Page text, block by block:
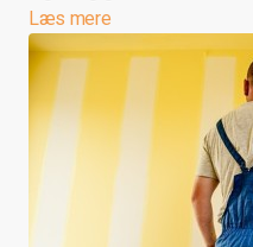
Læs mere